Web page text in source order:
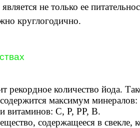
не только ее
круглогодично.
рекордное количество йода.
максимум
витаминов: С, Р, РР, В.
содержащееся в